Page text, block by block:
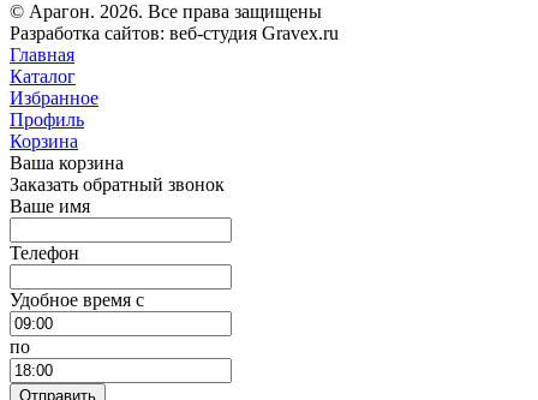
© Арагон. 2026. Все права защищены
Разработка сайтов: веб-студия Gravex.ru
Главная
Каталог
Избранное
Профиль
Корзина
Ваша корзина
Заказать обратный звонок
Ваше имя
Телефон
Удобное время c
по
Отправить